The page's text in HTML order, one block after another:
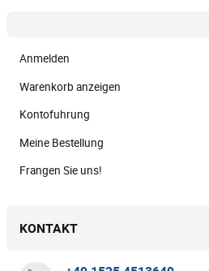
Anmelden
Warenkorb anzeigen
Kontofuhrung
Meine Bestellung
Frangen Sie uns!
KONTAKT